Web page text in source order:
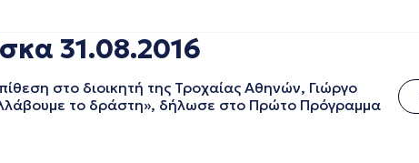
31.08.2016
στο διοικητή της Τροχαίας Αθηνών, Γιώργο
το δράστη», δήλωσε στο Πρώτο Πρόγραμμα